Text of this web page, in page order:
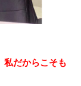
私だからこそも